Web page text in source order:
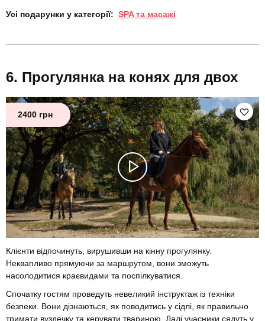
Усі подарунки у категорії: SPA та масажі
Прогулянка на конях для двох
2400 грн
Клієнти відпочинуть, вирушивши на кінну прогулянку.
Неквапливо прямуючи за маршрутом, вони зможуть
насолодитися краєвидами та поспілкуватися.
Спочатку гостям проведуть невеликий інструктаж із техніки
безпеки. Вони дізнаються, як поводитись у сідлі, як правильно
тримати вуздечку та керувати твариною. Далі учасники сядуть у